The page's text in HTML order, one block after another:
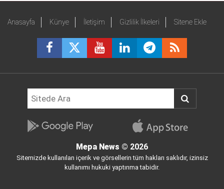
Anasayfa Künye İletişim Gizlilik İlkeleri Sitene Ekle
Mepa News © 2026
Sitemizde kullanılan içerik ve görsellerin tüm hakları saklıdır, izinsiz
kullanımı hukuki yaptırıma tabidir.